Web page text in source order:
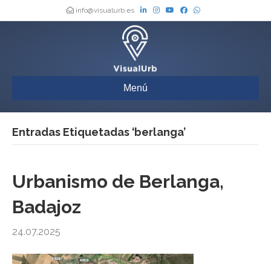
info@visualurb.es
Menú
Entradas Etiquetadas ‘berlanga’
Urbanismo de Berlanga,
Badajoz
24.07.2025